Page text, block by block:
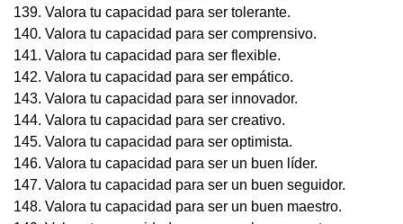
139. Valora tu capacidad para ser tolerante.
140. Valora tu capacidad para ser comprensivo.
141. Valora tu capacidad para ser flexible.
142. Valora tu capacidad para ser empático.
143. Valora tu capacidad para ser innovador.
144. Valora tu capacidad para ser creativo.
145. Valora tu capacidad para ser optimista.
146. Valora tu capacidad para ser un buen líder.
147. Valora tu capacidad para ser un buen seguidor.
148. Valora tu capacidad para ser un buen maestro.